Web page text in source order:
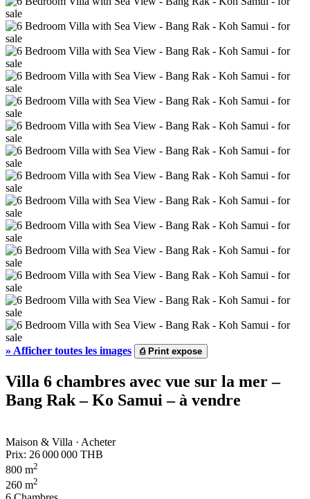
» Afficher toutes les images ⎙Print expose
Villa 6 chambres avec vue sur la mer –
Bang Rak – Ko Samui – à vendre
Maison & Villa · Acheter
Prix: 26 000 000 THB
800 m2
260 m2